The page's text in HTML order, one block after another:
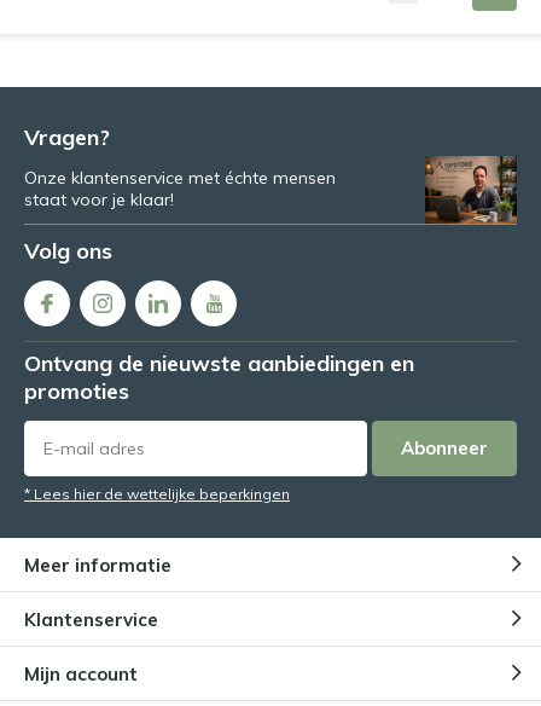
Vragen?
Onze klantenservice met échte mensen
staat voor je klaar!
Volg ons
Ontvang de nieuwste aanbiedingen en
promoties
Abonneer
* Lees hier de wettelijke beperkingen
Meer informatie
Klantenservice
Mijn account